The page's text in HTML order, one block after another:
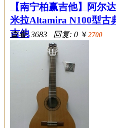
【南宁柏赢吉他】阿尔达
米拉Altamira N100型古
吉他
查看: 3683 回复: 0 ￥ 2700